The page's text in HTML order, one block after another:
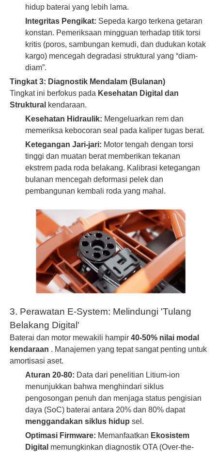
hidup baterai yang lebih lama.
Integritas Pengikat: Sepeda kargo terkena getaran
konstan. Pemeriksaan mingguan terhadap titik torsi
kritis (poros, sambungan kemudi, dan dudukan kotak
kargo) mencegah degradasi struktural yang “diam-
diam”.
Tingkat 3: Diagnostik Mendalam (Bulanan)
Tingkat ini berfokus pada Kesehatan Digital dan
Struktural kendaraan.
Kesehatan Hidraulik: Mengeluarkan rem dan
memeriksa kebocoran seal pada kaliper tugas berat.
Ketegangan Jari-jari: Motor tengah dengan torsi
tinggi dan muatan berat memberikan tekanan
ekstrem pada roda belakang. Kalibrasi ketegangan
bulanan mencegah deformasi pelek dan
pembangunan kembali roda yang mahal.
3. Perawatan E-System: Melindungi 'Tulang
Belakang Digital'
Baterai dan motor mewakili hampir 40-50% nilai modal
kendaraan . Manajemen yang tepat sangat penting untuk
amortisasi aset.
Aturan 20-80: Data dari penelitian Litium-ion
menunjukkan bahwa menghindari siklus
pengosongan penuh dan menjaga status pengisian
daya (SoC) baterai antara 20% dan 80% dapat
menggandakan siklus hidup sel.
Optimasi Firmware: Memanfaatkan Ekosistem
Digital memungkinkan diagnostik OTA (Over-the-